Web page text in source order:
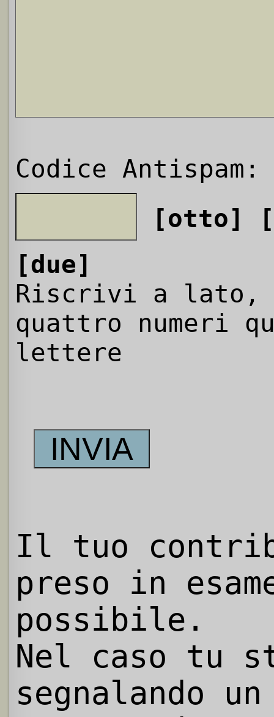
Codice Antispam:
[otto]
[due]
Riscrivi a
quattro numeri
lettere
Il tuo
preso in
possibile.
Nel caso tu
segnalando